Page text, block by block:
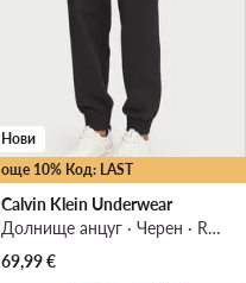
още 10% Код: LAST
Нови
Calvin Klein Underwear
Долнище анцуг · Черен · Regular Fit
69,99€